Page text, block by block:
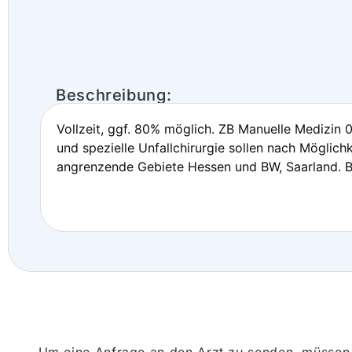
Beschreibung:
Vollzeit, ggf. 80% möglich. ZB Manuelle
und spezielle Unfallchirurgie sollen nach
angrenzende Gebiete Hessen und BW,